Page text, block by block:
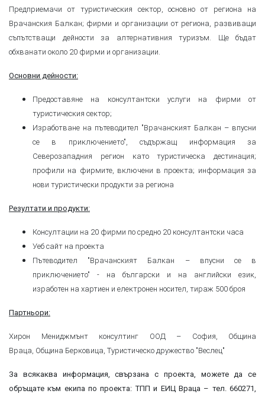
Предприемачи от туристическия сектор, основно от региона на
Врачанския Балкан; фирми и организации от региона, развиващи
съпътстващи дейности за алтернативния туризъм. Ще бъдат
обхванати около 20 фирми и организации.
Основни дейности:
Предоставяне на консултантски услуги на фирми от
туристическия сектор;
Изработване на пътеводител "Врачанският Балкан – впусни
се в приключението", съдържащ информация за
Северозападния регион като туристическа дестинация;
профили на фирмите, включени в проекта; информация за
нови туристически продукти за региона
Резултати и продукти:
Консултации на 20 фирми по средно 20 консултантски часа
Уеб сайт на проекта
Пътеводител "Врачанският Балкан – впусни се в
приключението" - на български и на английски език,
изработен на хартиен и електронен носител, тираж 500 броя
Партньори:
Хирон Мениджмънт консултинг ООД – София, Община
Враца, Община Берковица, Туристическo дружество "Веслец"
За всякаква информация, свързана с проекта, можете да се
обръщате към екипа по проекта: ТПП и ЕИЦ Враца – тел. 660271,